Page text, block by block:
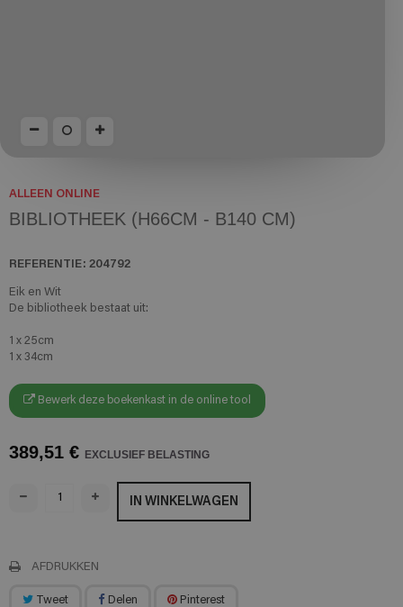
ALLEEN ONLINE
BIBLIOTHEEK (H66CM - B140 CM)
REFERENTIE: 204792
Eik en Wit
De bibliotheek bestaat uit:
1 x 25cm
1 x 34cm
Bewerk deze boekenkast in de online tool
389,51 € EXCLUSIEF BELASTING
IN WINKELWAGEN
AFDRUKKEN
Tweet Delen Pinterest